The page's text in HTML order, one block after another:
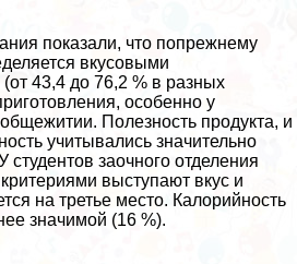
показали, что попрежнему
вкусовыми
43,4 до 76,2 % в разных
особенно у
Полезность продукта, и
учитывались значительно
студентов заочного отделения
выступают вкус и
на третье место. Калорийность
значимой (16 %).